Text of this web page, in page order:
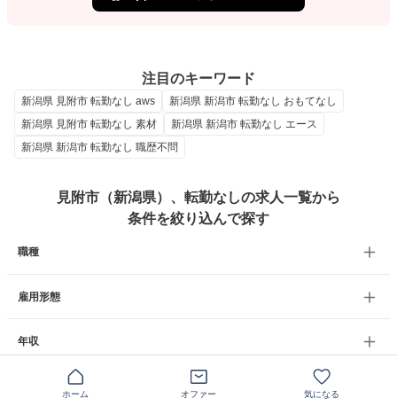
注目のキーワード
新潟県 見附市 転勤なし aws
新潟県 新潟市 転勤なし おもてなし
新潟県 見附市 転勤なし 素材
新潟県 新潟市 転勤なし エース
新潟県 新潟市 転勤なし 職歴不問
見附市（新潟県）、転勤なしの求人一覧から
条件を絞り込んで探す
職種
雇用形態
年収
別の条件から求人を探す
ホーム オファー 気になる